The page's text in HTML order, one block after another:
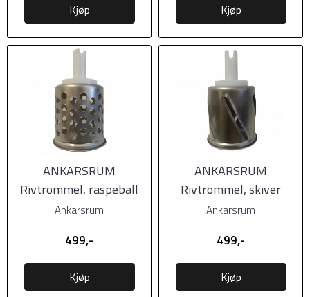
Kjøp Kjøp
ANKARSRUM
Rivtrommel, raspeball
Ankarsrum
499,-
Kjøp
ANKARSRUM
Rivtrommel, skiver
Ankarsrum
499,-
Kjøp